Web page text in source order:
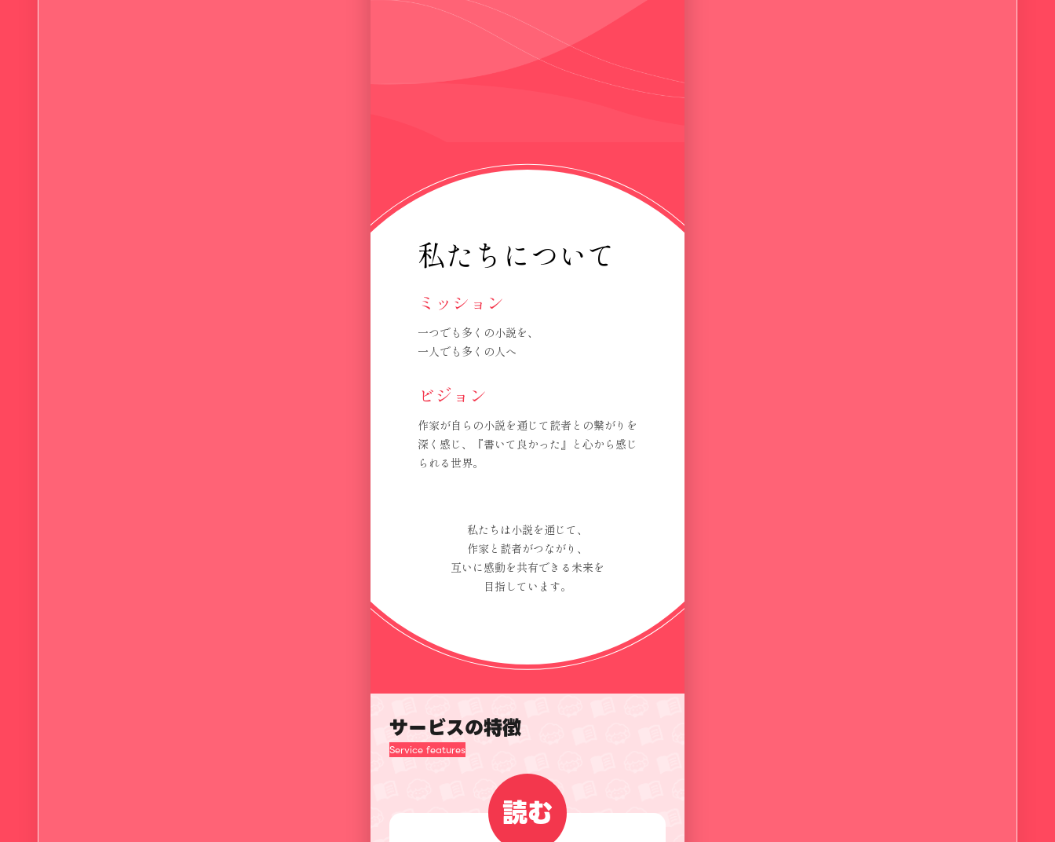
私たちについて
ミッション
一つでも多くの小説を、
一人でも多くの人へ
ビジョン
作家が自らの小説を通じて読者との繋がりを
深く感じ、『書いて良かった』と心から感じ
られる世界。
私たちは小説を通じて、
作家と読者がつながり、
互いに感動を共有できる未来を
目指しています。
サービスの特徴
Service features
読む